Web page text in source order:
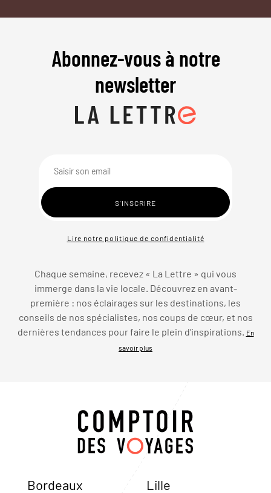
Abonnez-vous à notre
newsletter
Lire notre politique de confidentialité
Chaque semaine, recevez « La Lettre » qui vous
immerge dans la vie locale. Découvrez en avant-
première : nos éclairages sur les destinations, les
conseils de nos spécialistes, nos coups de cœur, et nos
dernières tendances pour faire le plein d’inspirations.
En
savoir plus
Bordeaux Lille